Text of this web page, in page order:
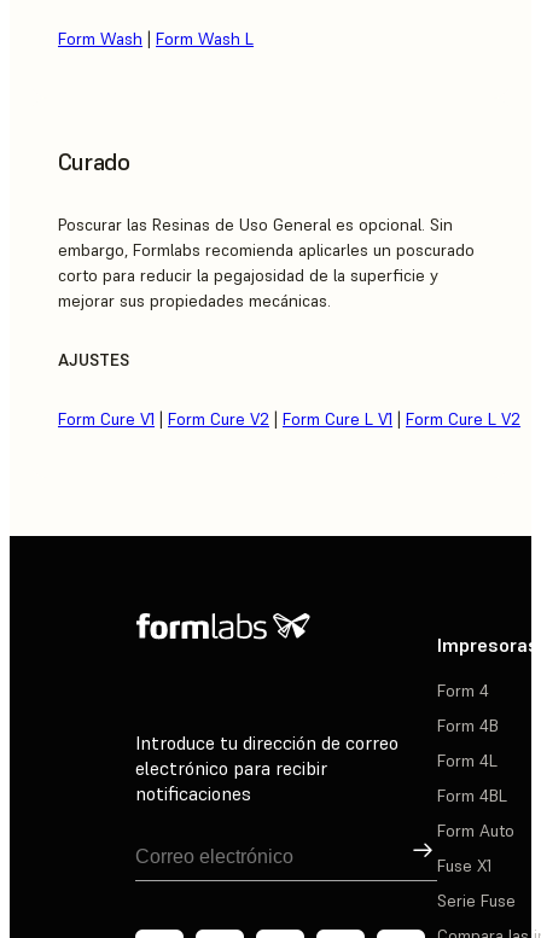
Form Wash | Form Wash L
Curado
Poscurar las Resinas de Uso General es opcional. Sin
embargo, Formlabs recomienda aplicarles un poscurado
corto para reducir la pegajosidad de la superficie y
mejorar sus propiedades mecánicas.
AJUSTES
Form Cure V1 | Form Cure V2 | Form Cure L V1 | Form Cure L V2
Introduce tu dirección de correo
electrónico para recibir
notificaciones
Suscribirse
Impresoras
Form 4
Form 4B
Form 4L
Form 4BL
Form Auto
Fuse X1
Serie Fuse